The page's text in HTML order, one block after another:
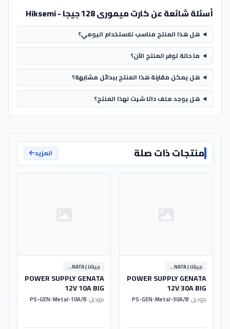
أسئلة شائعة عن كارت ميمورى 128 جيجا - Hiksemi
هل هذا المنتج مناسب للاستخدام اليومي؟
ما حالة توفر المنتج الآن؟
هل يمكن مقارنة هذا المنتج ببدائل مشابهة؟
هل يوجد ملف داتا شيت لهذا المنتج؟
منتجات ذات صلة المزيد
جيناتا | GENATA
POWER SUPPLY GENATA
12V 30A BIG
موديل:
جيناتا | GENATA
POWER SUPPLY GENATA
12V 10A BIG
موديل: